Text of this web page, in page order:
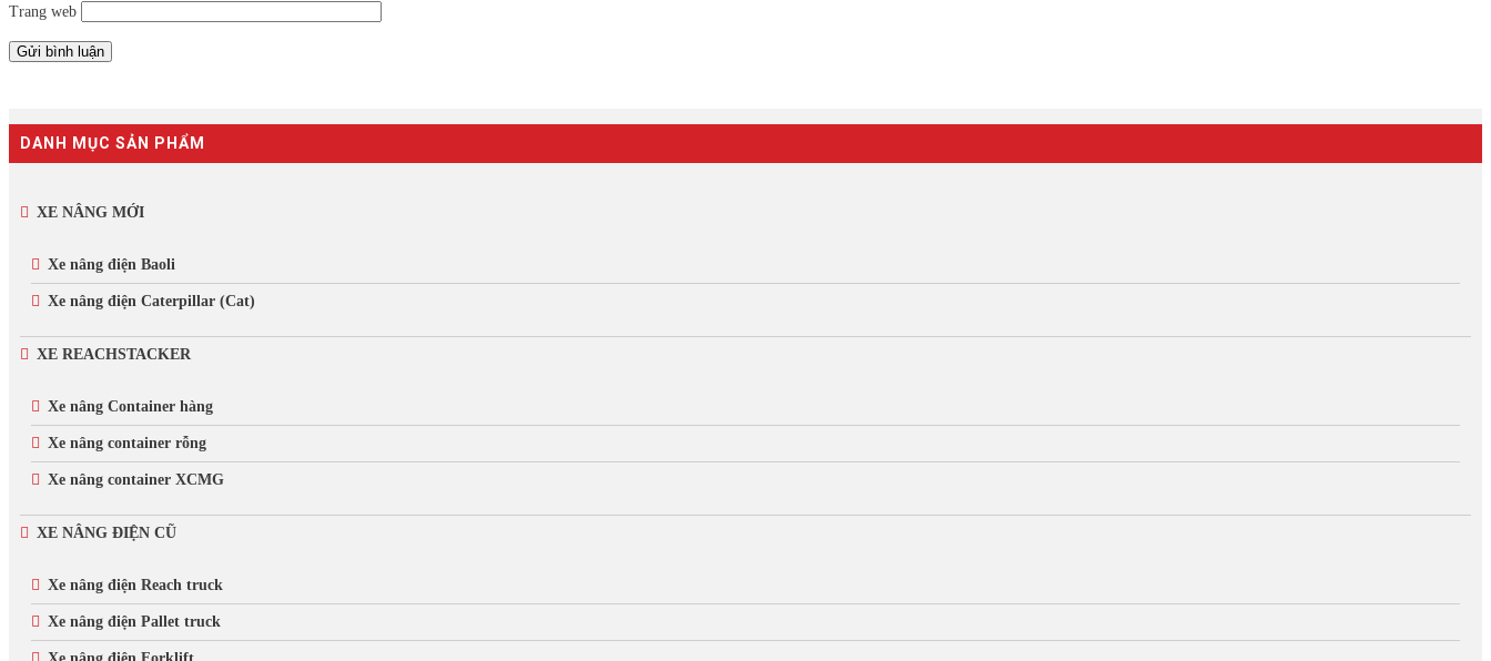
Trang web
DANH MỤC SẢN PHẨM
XE NÂNG MỚI
Xe nâng điện Baoli
Xe nâng điện Caterpillar (Cat)
XE REACHSTACKER
Xe nâng Container hàng
Xe nâng container rỗng
Xe nâng container XCMG
XE NÂNG ĐIỆN CŨ
Xe nâng điện Reach truck
Xe nâng điện Pallet truck